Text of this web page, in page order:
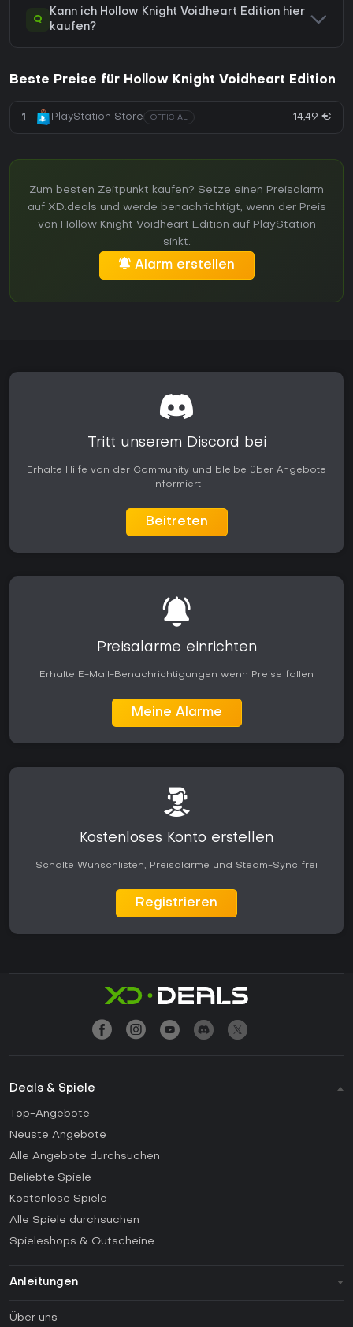
Q
Kann ich Hollow Knight Voidheart Edition hier
kaufen?
Beste Preise für Hollow Knight Voidheart Edition
1 PlayStation Store OFFICIAL 14,49 €
Zum besten Zeitpunkt kaufen? Setze einen Preisalarm
auf XD.deals und werde benachrichtigt, wenn der Preis
von Hollow Knight Voidheart Edition auf PlayStation
sinkt.
Alarm erstellen
Tritt unserem Discord bei
Erhalte Hilfe von der Community und bleibe über Angebote
informiert
Beitreten
Preisalarme einrichten
Erhalte E-Mail-Benachrichtigungen wenn Preise fallen
Meine Alarme
Kostenloses Konto erstellen
Schalte Wunschlisten, Preisalarme und Steam-Sync frei
Registrieren
Deals & Spiele
Top-Angebote
Neuste Angebote
Alle Angebote durchsuchen
Beliebte Spiele
Kostenlose Spiele
Alle Spiele durchsuchen
Spieleshops & Gutscheine
Anleitungen
Über uns